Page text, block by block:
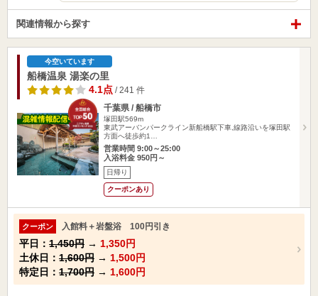
関連情報から探す
今空いています
船橋温泉 湯楽の里
4.1点 / 241 件
千葉県 / 船橋市
塚田駅569m
東武アーバンパークライン新船橋駅下車,線路沿いを塚田駅
方面へ徒歩約1…
営業時間 9:00～25:00
入浴料金 950円～
日帰り
クーポンあり
クーポン 入館料＋岩盤浴 100円引き
平日： 1,450円 → 1,350円
土休日： 1,600円 → 1,500円
特定日： 1,700円 → 1,600円